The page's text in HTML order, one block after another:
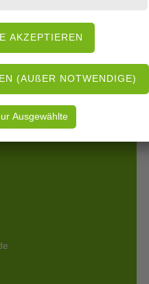
fördern einen
Umgang mit Kulturgütern
Entdecken.
sind für
Der
zu mehr
bei. Mehr über unser
und alle bereits
www.stadt-land-